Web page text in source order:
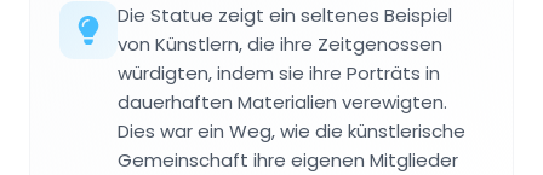
Die Statue zeigt ein seltenes Beispiel
von Künstlern, die ihre Zeitgenossen
würdigten, indem sie ihre Porträts in
dauerhaften Materialien verewigten.
Dies war ein Weg, wie die künstlerische
Gemeinschaft ihre eigenen Mitglieder